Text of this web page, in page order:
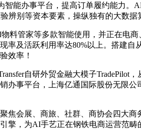
智能办事平台，提高订单履约能力
辨别等资本要素，操纵独有的大数
管家等多款智能使用，并正在电商
率及活跃利用率达80%以上。搭建
效率！
自研外贸金融大模子TradePilot
办事平台，上海亿通国际股份无限
会展、商旅、社群、商协会四大商
擎，为AI手艺正在钢铁电商运营范